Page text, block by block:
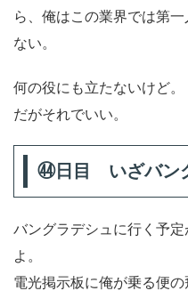
ら、俺はこの業界では第
ない。
何の役にも立たないけど。
だがそれでいい。
㊹日目 いざバン
バングラデシュに行く予
よ。
電光掲示板に俺が乗る便